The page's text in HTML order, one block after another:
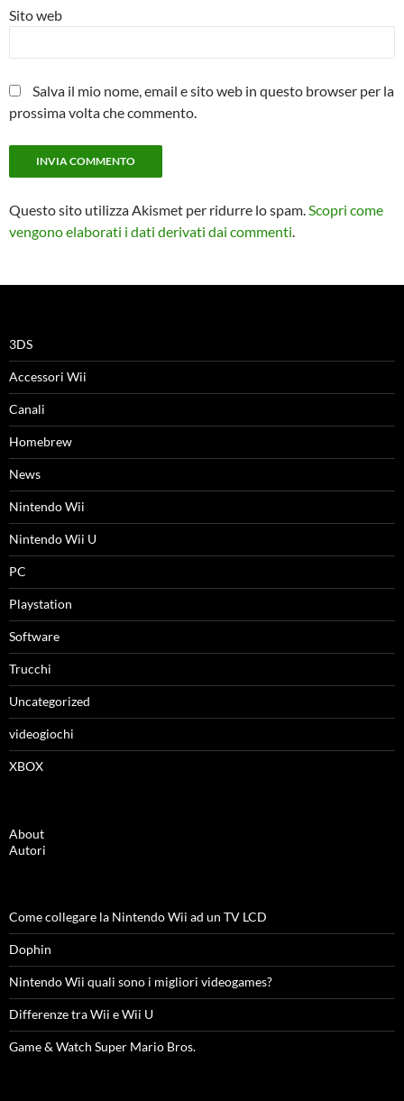
Sito web
Salva il mio nome, email e sito web in questo browser per la
prossima volta che commento.
Questo sito utilizza Akismet per ridurre lo spam.Scopri come
vengono elaborati i dati derivati dai commenti.
3DS
Accessori Wii
Canali
Homebrew
News
Nintendo Wii
Nintendo Wii U
PC
Playstation
Software
Trucchi
Uncategorized
videogiochi
XBOX
About
Autori
Come collegare la Nintendo Wii ad un TV LCD
Dophin
Nintendo Wii quali sono i migliori videogames?
Differenze tra Wii e Wii U
Game & Watch Super Mario Bros.